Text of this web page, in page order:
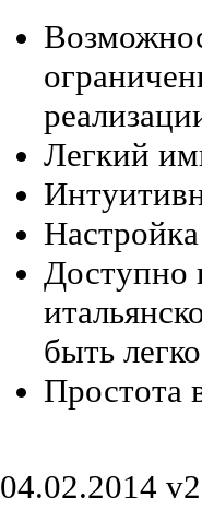
Легкий
Доступно
быть
Простота
04.02.2014